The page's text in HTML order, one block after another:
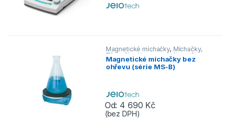
Magnetické míchačky, Míchačky,
Třepačky, Homogenizátory
S
ohřevem
Magnetické míchačky bez
ohřevu (série MS-B)
Od: 4 690 Kč
(bez DPH)
Tento produkt má více variant.